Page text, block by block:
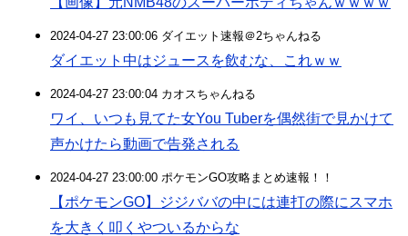
2024-04-27 23:00:06 ダイエット速報＠2ちゃんねる
ダイエット中はジュースを飲むな、これｗｗ
2024-04-27 23:00:04 カオスちゃんねる
ワイ、いつも見てた女You Tuberを偶然街で見かけて
声かけたら動画で告発される
2024-04-27 23:00:00 ポケモンGO攻略まとめ速報！！
【ポケモンGO】ジジババの中には連打の際にスマホ
を大きく叩くやついるからな